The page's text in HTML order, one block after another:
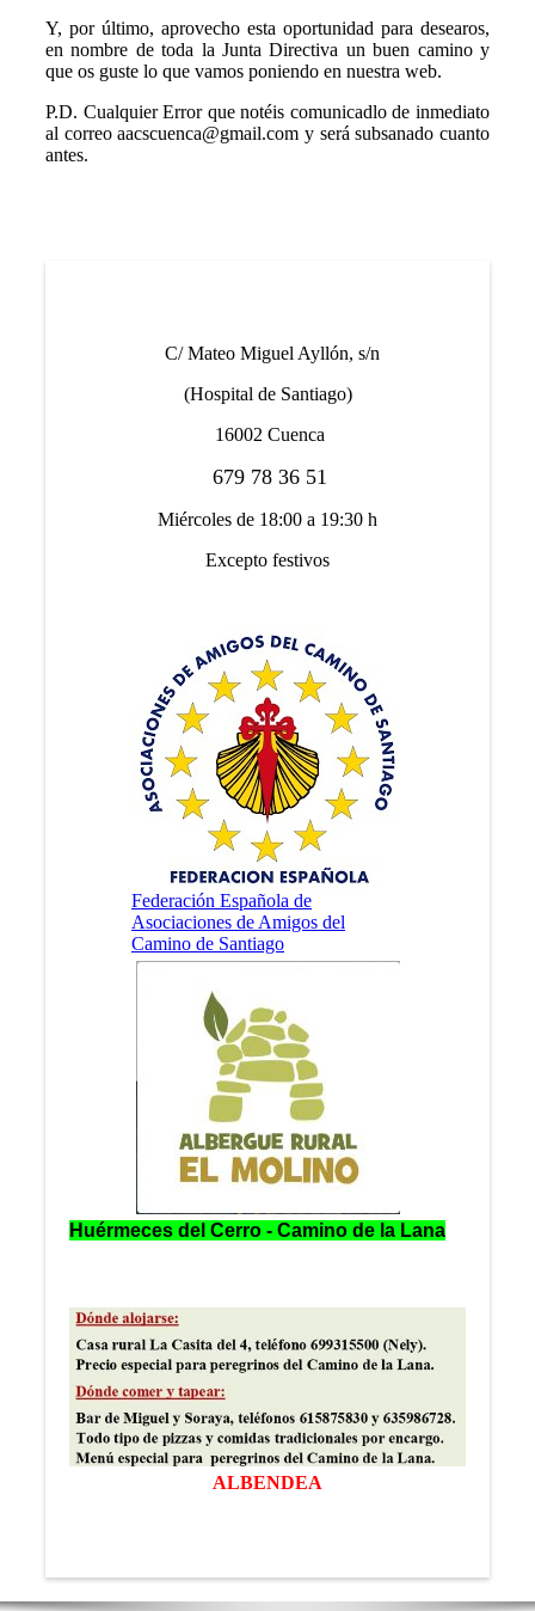
Y, por último, aprovecho esta oportunidad para desearos,
en nombre de toda la Junta Directiva un buen camino y
que os guste lo que vamos poniendo en nuestra web.
P.D. Cualquier Error que notéis comunicadlo de inmediato
al correo aacscuenca@gmail.com y será subsanado cuanto
antes.
C/ Mateo Miguel Ayllón, s/n
(Hospital de Santiago)
16002 Cuenca
679 78 36 51
Miércoles de 18:00 a 19:30 h
Excepto festivos
Federación Española de
Asociaciones de Amigos del
Camino de Santiago
Huérmeces del Cerro - Camino de la Lana
ALBENDEA